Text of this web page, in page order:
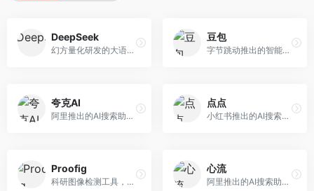
DeepSeek
幻方量化研发的大语言模型平台，专注于深度推理和代码生成能力。面向开发者、研究人员和技术爱好者，提供强大的逻辑推理和数学计算功能，开源生态完善，API接口友好。
豆包
字节跳动推出的智能对话助手平台，提供文本创作、知识问答、英语学习等多种AI服务。面向普通用户和内容创作者，支持多轮对话和文件解析，免费使用，响应速度快，中文理解能力强。
夸克AI
阿里推出的AI搜索助手，整合搜索与AI功能。面向年轻用户，提供智能搜索、文档处理、学习辅助等服务，与夸克生态深度整合。
点点
小红书推出的AI搜索应用，专注于生活方式内容搜索。面向小红书用户，提供生活攻略、消费决策、内容推荐等服务，生活方式内容丰富。
Proofig
科研图像检测工具，专注于学术图像完整性验证。面向科研人员，提供图像检测、重复分析、报告生成等服务，学术检测专业。
心流
阿里推出的AI搜索助手，专注于智能信息获取。面向普通用户，提供智能搜索、内容整理、知识问答等服务，与阿里生态深度整合。